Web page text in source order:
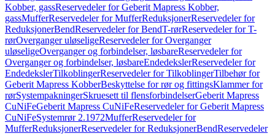
Kobber, gassReservedeler for Geberit Mapress Kobber,
gassMufferReservedeler for MufferReduksjonerReservedeler for
ReduksjonerBendReservedeler for BendT-rørReservedeler for T-
rørOverganger uløseligeReservedeler for Overganger
uløseligeOverganger og forbindelser, løsbareReservedeler for
Overganger og forbindelser, løsbareEndedekslerReservedeler for
EndedekslerTilkoblingerReservedeler for TilkoblingerTilbehør for
Geberit Mapress KobberBeskyttelse for rør og fittingsKlammer for
rørSystempakningerSkruesett til flensforbindelserGeberit Mapress
CuNiFeGeberit Mapress CuNiFeReservedeler for Geberit Mapress
CuNiFeSystemrør 2.1972MufferReservedeler for
MufferReduksjonerReservedeler for ReduksjonerBendReservedeler